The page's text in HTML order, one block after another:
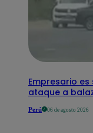
Empresario
ataque a
Perú 06 de agosto 2026